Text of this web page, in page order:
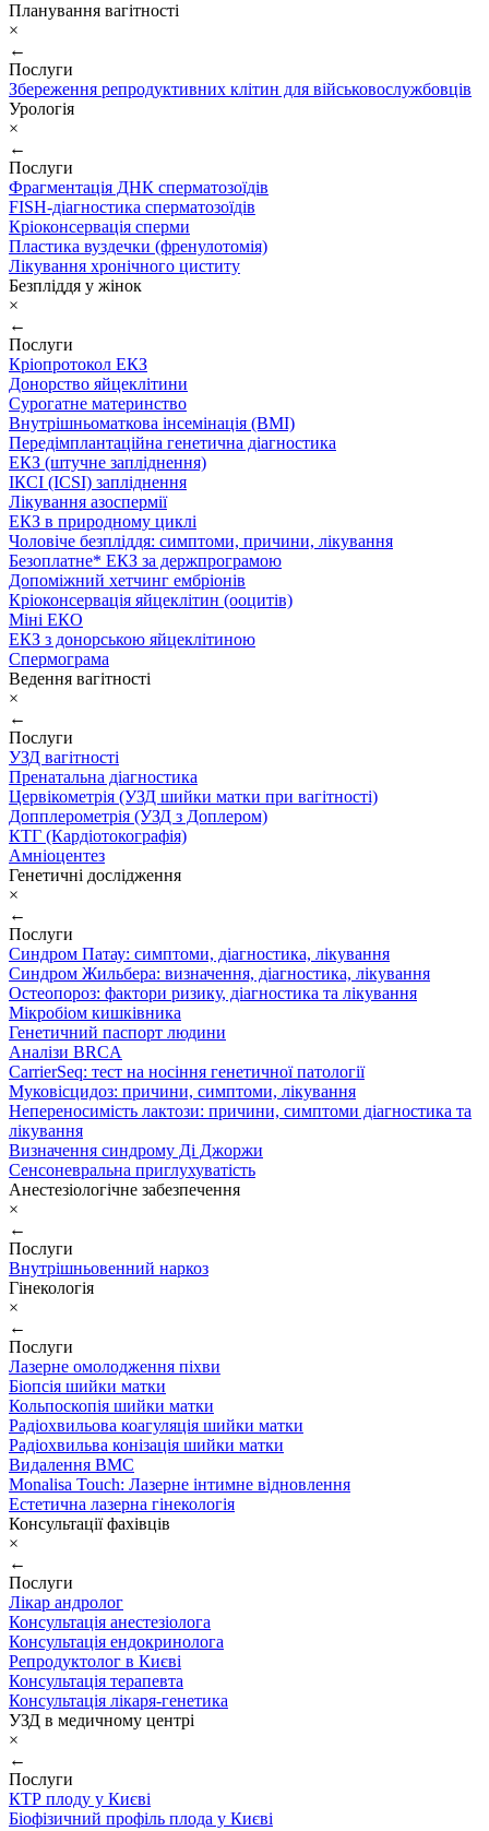
Планування вагітності
×
←
Послуги
Збереження репродуктивних клітин для військовослужбовців
Урологія
×
←
Послуги
Фрагментація ДНК сперматозоїдів
FISH-діагностика сперматозоїдів
Кріоконсервація сперми
Пластика вуздечки (френулотомія)
Лікування хронічного циститу
Безпліддя у жінок
×
←
Послуги
Кріопротокол ЕКЗ
Донорство яйцеклітини
Сурогатне материнство
Внутрішньоматкова інсемінація (ВМІ)
Передімплантаційна генетична діагностика
ЕКЗ (штучне запліднення)
ІКСІ (ICSI) запліднення
Лікування азоспермії
ЕКЗ в природному циклі
Чоловіче безпліддя: симптоми, причини, лікування
Безоплатне* ЕКЗ за держпрограмою
Допоміжний хетчинг ембріонів
Кріоконсервація яйцеклітин (ооцитів)
Міні ЕКО
ЕКЗ з донорською яйцеклітиною
Спермограма
Ведення вагітності
×
←
Послуги
УЗД вагітності
Пренатальна діагностика
Цервікометрія (УЗД шийки матки при вагітності)
Допплерометрія (УЗД з Доплером)
КТГ (Кардіотокографія)
Амніоцентез
Генетичні дослідження
×
←
Послуги
Синдром Патау: симптоми, дiагностика, лiкування
Синдром Жильбера: визначення, діагностика, лікування
Остеопороз: фактори ризику, діагностика та лікування
Мікробіом кишківника
Генетичний паспорт людини
Аналізи BRCA
CarrierSeq: тест на носіння генетичної патології
Муковісцидоз: причини, симптоми, лікування
Непереносимість лактози: причини, симптоми діагностика та
лікування
Визначення синдрому Ді Джоржи
Сенсоневральна приглухуватість
Анестезіологічне забезпечення
×
←
Послуги
Внутрішньовенний наркоз
Гінекологія
×
←
Послуги
Лазерне омолодження піхви
Біопсія шийки матки
Кольпоскопія шийки матки
Радіохвильова коагуляція шийки матки
Радіохвильва конізація шийки матки
Видалення ВМС
Monalisa Touch: Лазерне інтимне відновлення
Естетична лазерна гінекологія
Консультації фахівців
×
←
Послуги
Лікар андролог
Консультація анестезіолога
Консультація ендокринолога
Репродуктолог в Києві
Консультація терапевта
Консультація лікаря-генетика
УЗД в медичному центрі
×
←
Послуги
КТР плоду у Києві
Біофізичний профіль плода у Києві